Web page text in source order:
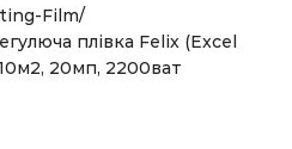
Film/
плівка Felix (Excel
20мп, 2200ват